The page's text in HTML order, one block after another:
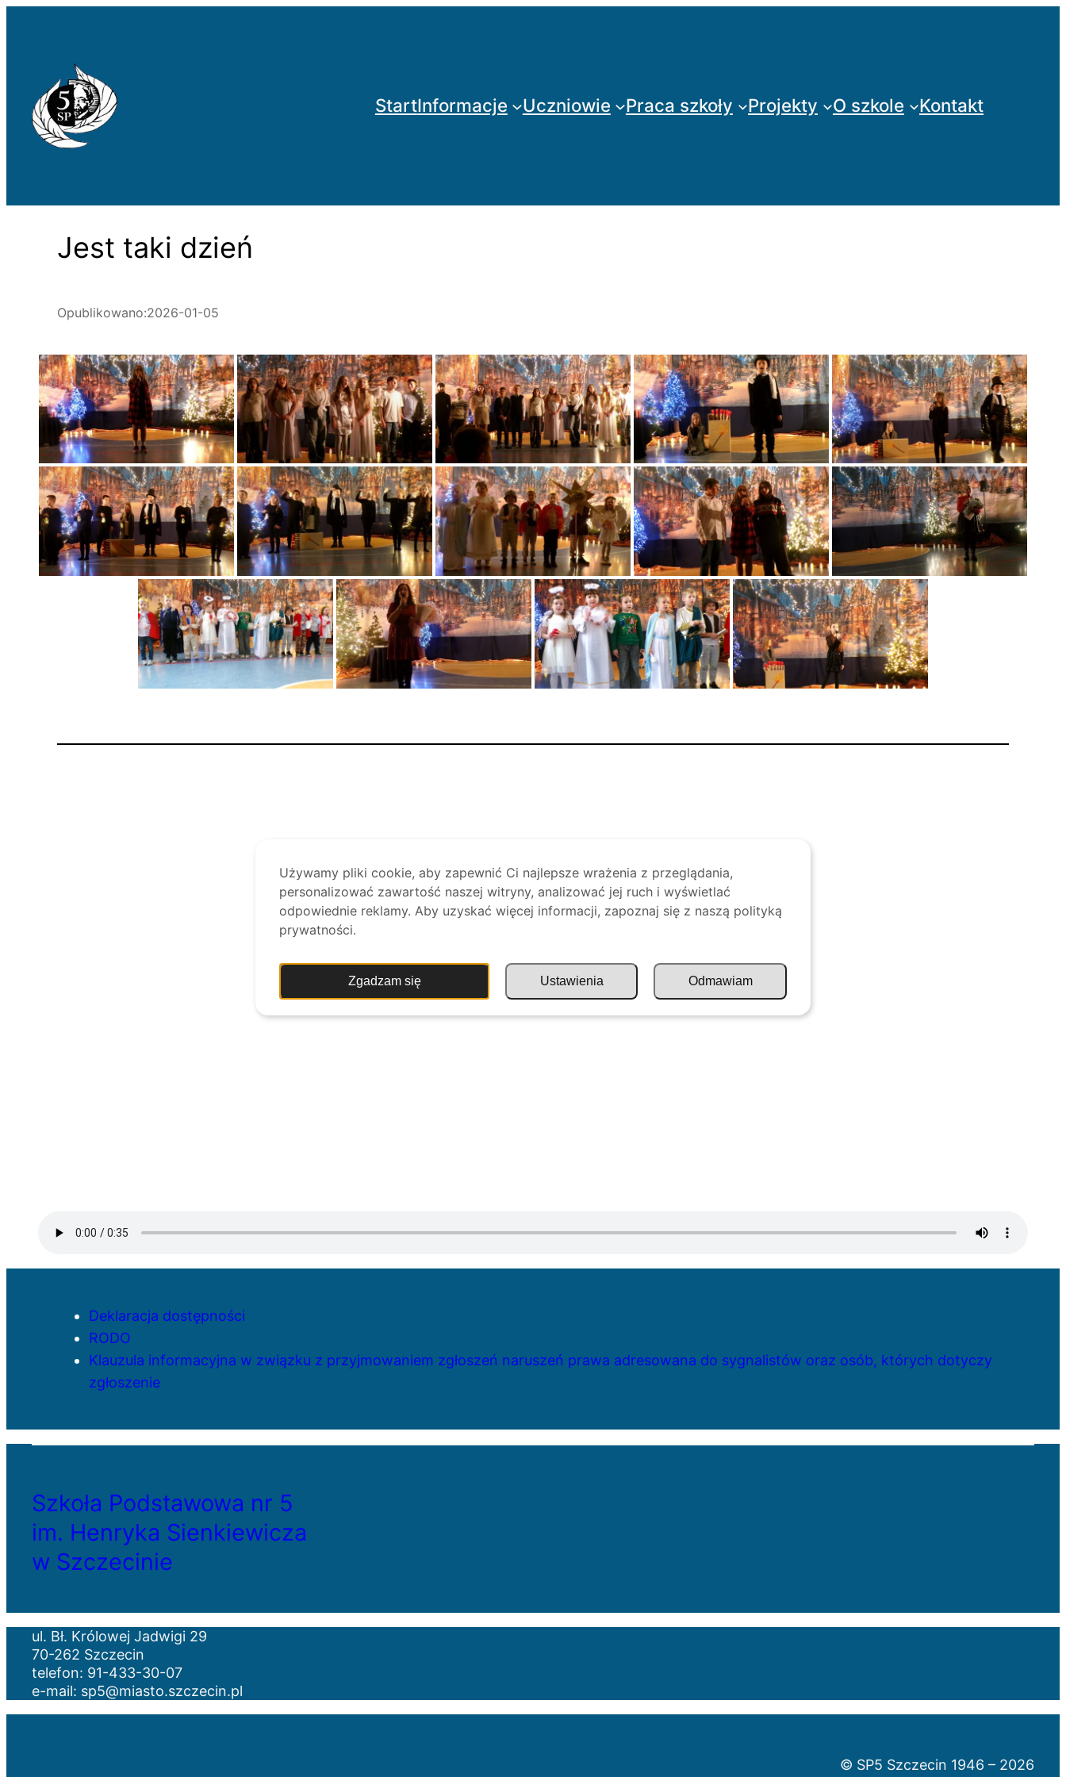
StartInformacje Uczniowie Praca szkoły Projekty O szkole Kontakt
Jest taki dzień
Opublikowano:2026-01-05
Deklaracja dostępności
RODO
Klauzula informacyjna w związku z przyjmowaniem zgłoszeń naruszeń prawa adresowana do sygnalistów oraz osób, których dotyczy
zgłoszenie
Szkoła Podstawowa nr 5
im. Henryka Sienkiewicza
w Szczecinie
ul. Bł. Królowej Jadwigi 29
70-262 Szczecin
telefon: 91-433-30-07
e-mail: sp5@miasto.szczecin.pl
© SP5 Szczecin 1946 – 2026
Używamy pliki cookie, aby zapewnić Ci najlepsze wrażenia z przeglądania,
personalizować zawartość naszej witryny, analizować jej ruch i wyświetlać
odpowiednie reklamy. Aby uzyskać więcej informacji, zapoznaj się z naszą polityką
prywatności.
Zgadzam się Ustawienia Odmawiam